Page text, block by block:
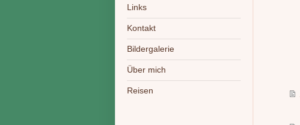
Links
Kontakt
Bildergalerie
Über mich
Reisen